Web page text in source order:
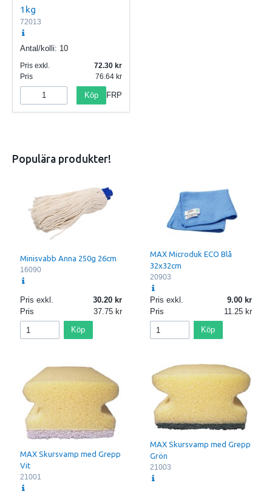
1kg
72013
Antal/kolli: 10
Pris exkl.
72.30
Pris
76.64
Köp FRP
Populära produkter!
Minisvabb Anna 250g 26cm
16090
Pris exkl.
30.20
Pris
37.75
Köp
MAX Microduk ECO Blå
32x32cm
20903
Pris exkl.
9.00
Pris
11.25
Köp
MAX Skursvamp med Grepp
Vit
21001
MAX Skursvamp med Grepp
Grön
21003